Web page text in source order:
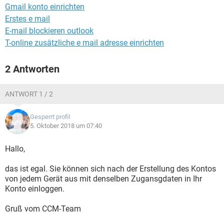
Gmail konto einrichten
Erstes e mail
E-mail blockieren outlook
T-online zusätzliche e mail adresse einrichten
2 Antworten
ANTWORT 1 / 2
Gesperrt profil
5. Oktober 2018 um 07:40
Hallo,
das ist egal. Sie können sich nach der Erstellung des Kontos
von jedem Gerät aus mit denselben Zugansgdaten in Ihr
Konto einloggen.
Gruß vom CCM-Team